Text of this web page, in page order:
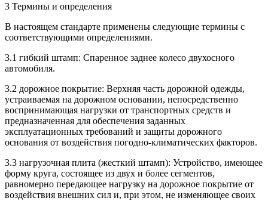
3 Термины и определения
В настоящем стандарте применены следующие термины с
соответствующими определениями.
3.1 гибкий штамп: Спаренное заднее колесо двухосного
автомобиля.
3.2 дорожное покрытие: Верхняя часть дорожной одежды,
устраиваемая на дорожном основании, непосредственно
воспринимающая нагрузки от транспортных средств и
предназначенная для обеспечения заданных
эксплуатационных требований и защиты дорожного
основания от воздействия погодно-климатических факторов.
3.3 нагрузочная плита (жесткий штамп): Устройство, имеющее
форму круга, состоящее из двух и более сегментов,
равномерно передающее нагрузку на дорожное покрытие от
воздействия внешних сил и, при этом, не изменяющее своих